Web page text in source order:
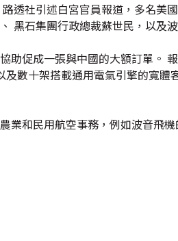
透社引述白宮官員報道，多名美
黑石集團行政總裁蘇世民，以及
助促成一張與中國的大額訂單。
數十架搭載通用電氣引擎的寬
業和民用航空事務，例如波音飛